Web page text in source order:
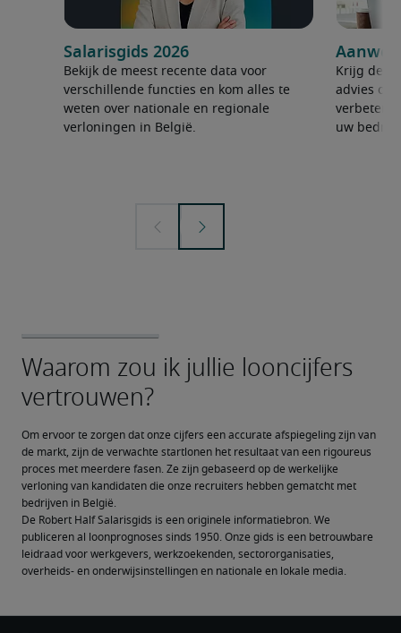
Salarisgids 2026
Bekijk de meest recente data voor
verschillende functies en kom alles te
weten over nationale en regionale
verloningen in België.
Krijg de
advies
uw bedrijf
Om ervoor te zorgen dat onze cijfers een accurate afspiegeling zijn van
de markt, zijn de verwachte startlonen het resultaat van een rigoureus
proces met meerdere fasen. Ze zijn gebaseerd op de werkelijke
verloning van kandidaten die onze recruiters hebben gematcht met
bedrijven in België.
De Robert Half Salarisgids is een originele informatiebron. We
publiceren al loonprognoses sinds 1950. Onze gids is een betrouwbare
leidraad voor werkgevers, werkzoekenden, sectororganisaties,
overheids- en onderwijsinstellingen en nationale en lokale media.